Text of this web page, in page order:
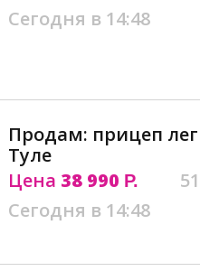
Сегодня в 14:48
Продам: прицеп
Туле
Цена 38 990 Р.
Сегодня в 14:48